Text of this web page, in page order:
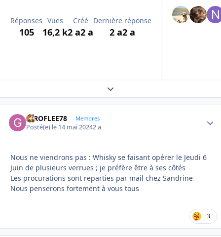
Réponses
105
Vues
16,2 k
Créé
2 a2 a
Dernière réponse
2 a2 a
Expand topic overview
GIROFLEE78 Membres
Posté(e) le 14 mai 20242 a
Nous ne viendrons pas : Whisky se faisant opérer le Jeudi 6
Juin de plusieurs verrues ; je préfère être à ses côtés
Les procurations sont reparties par mail chez Sandrine
Nous penserons fortement à vous tous
3